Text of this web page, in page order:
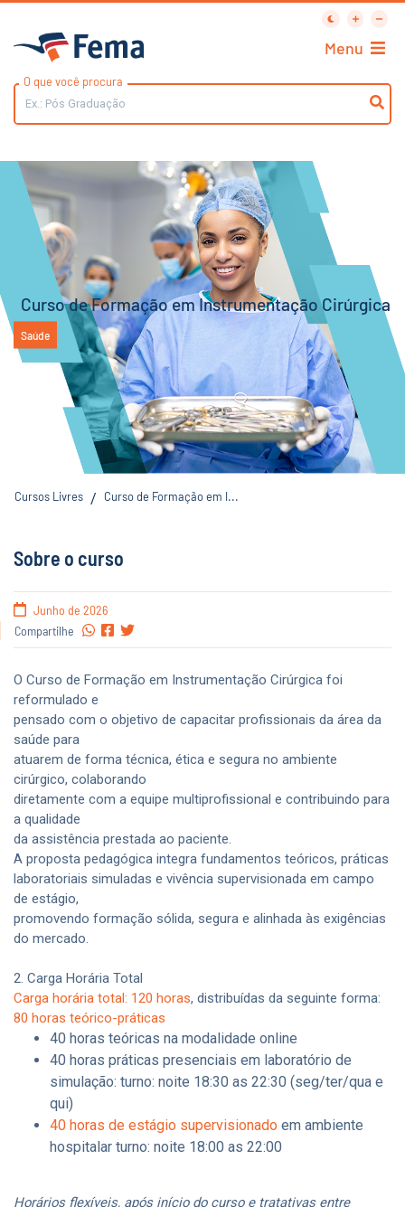
O que você procura
Menu
Curso de Formação em Instrumentação Cirúrgica
Saúde
Cursos Livres / Curso de Formação em I...
Sobre o curso
Junho de 2026
Compartilhe
O Curso de Formação em Instrumentação Cirúrgica foi
reformulado e
pensado com o objetivo de capacitar profissionais da área da
saúde para
atuarem de forma técnica, ética e segura no ambiente
cirúrgico, colaborando
diretamente com a equipe multiprofissional e contribuindo para
a qualidade
da assistência prestada ao paciente.
A proposta pedagógica integra fundamentos teóricos, práticas
laboratoriais simuladas e vivência supervisionada em campo
de estágio,
promovendo formação sólida, segura e alinhada às exigências
do mercado.
2. Carga Horária Total
Carga horária total: 120 horas, distribuídas da seguinte forma:
80 horas teórico-práticas
40 horas teóricas na modalidade online
40 horas práticas presenciais em laboratório de
simulação: turno: noite 18:30 as 22:30 (seg/ter/qua e
qui)
40 horas de estágio supervisionado em ambiente
hospitalar turno: noite 18:00 as 22:00
Horários flexíveis, após início do curso e tratativas entre